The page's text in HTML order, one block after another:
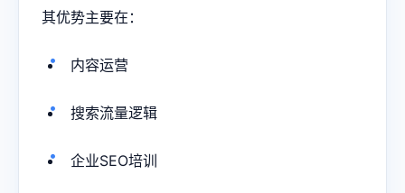
其优势主要在：
内容运营
搜索流量逻辑
企业SEO培训